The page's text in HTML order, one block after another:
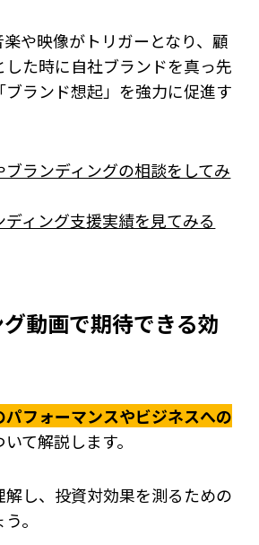
や映像がトリガーとなり、顧
た時に自社ブランドを真っ先
ブランド想起」を強力に促進す
ランディングの相談をしてみ
ィング支援実績を見てみる
動画で期待できる効
パフォーマンスやビジネスへの
いて解説します。
し、投資対効果を測るための
。